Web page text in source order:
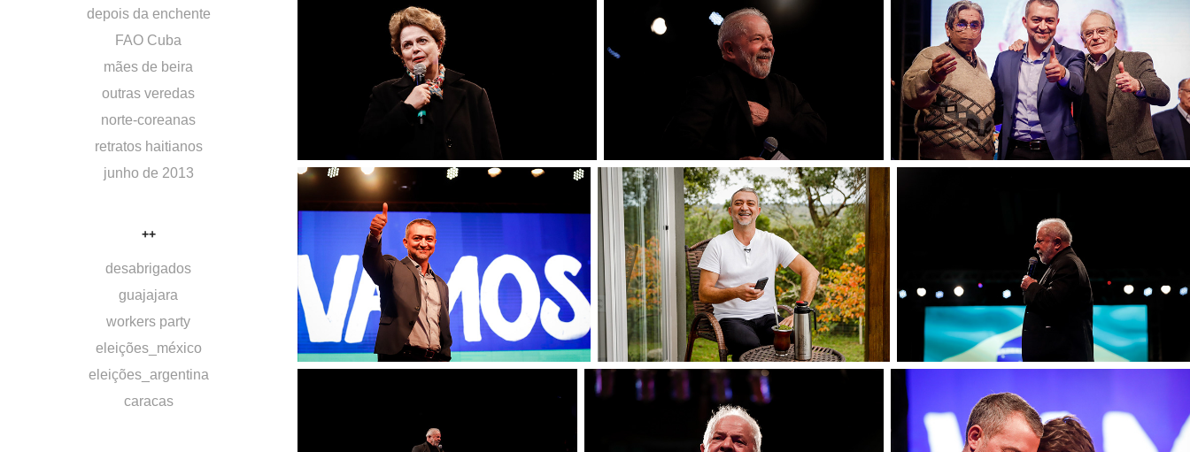
depois da enchente
FAO Cuba
mães de beira
outras veredas
norte-coreanas
retratos haitianos
junho de 2013
++
desabrigados
guajajara
workers party
eleições_méxico
eleições_argentina
caracas